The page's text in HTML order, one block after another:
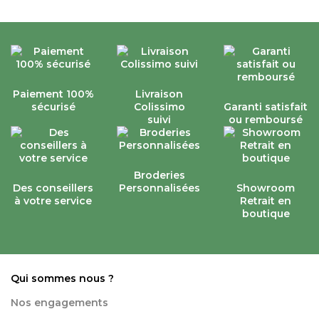
Paiement 100%
sécurisé
Livraison
Colissimo
suivi
Garanti satisfait
ou remboursé
Des conseillers
à votre service
Broderies
Personnalisées
Showroom
Retrait en
boutique
Qui sommes nous ?
Nos engagements